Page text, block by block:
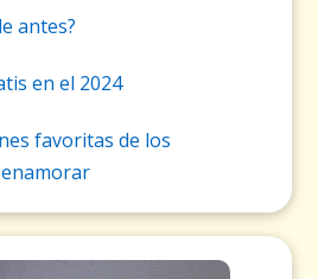
antes?
en el 2024
favoritas de los